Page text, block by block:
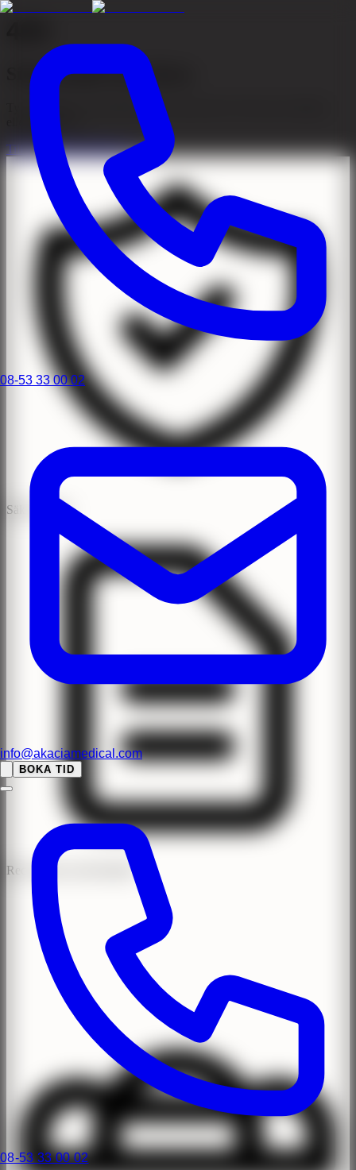
08-53 33 00 02
info@akaciamedical.com
BOKA TID
08-53 33 00 02
Sidan kunde inte hittas
Tyvärr kunde vi inte hitta sidan du letar efter. Den kan ha flyttats
eller tagits bort.
Till startsidanKontakta oss
Säker Klinik
Recensioner med BankID